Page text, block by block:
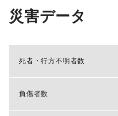
災害データ
死者・行方不明者数
負傷者数